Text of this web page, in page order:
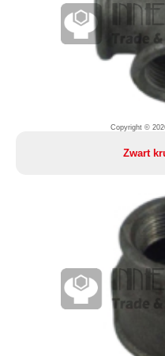
Copyright ©
Zwart